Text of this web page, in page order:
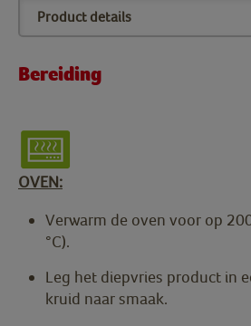
Bereiding
OVEN:
Verwarm de oven voor op
°C).
Leg het diepvries product in
kruid naar smaak.